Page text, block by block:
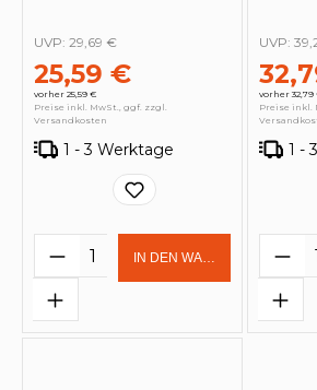
25,59 €
vorher 25,59 €
UVP: 29,69 €
Preise inkl. MwSt., ggf. zzgl.
Versandkosten
1 - 3 Werktage
Produkt Anzahl: Gib
IN DEN WARENKORB
vorher 32,79
UVP:
Preise inkl.
1 -